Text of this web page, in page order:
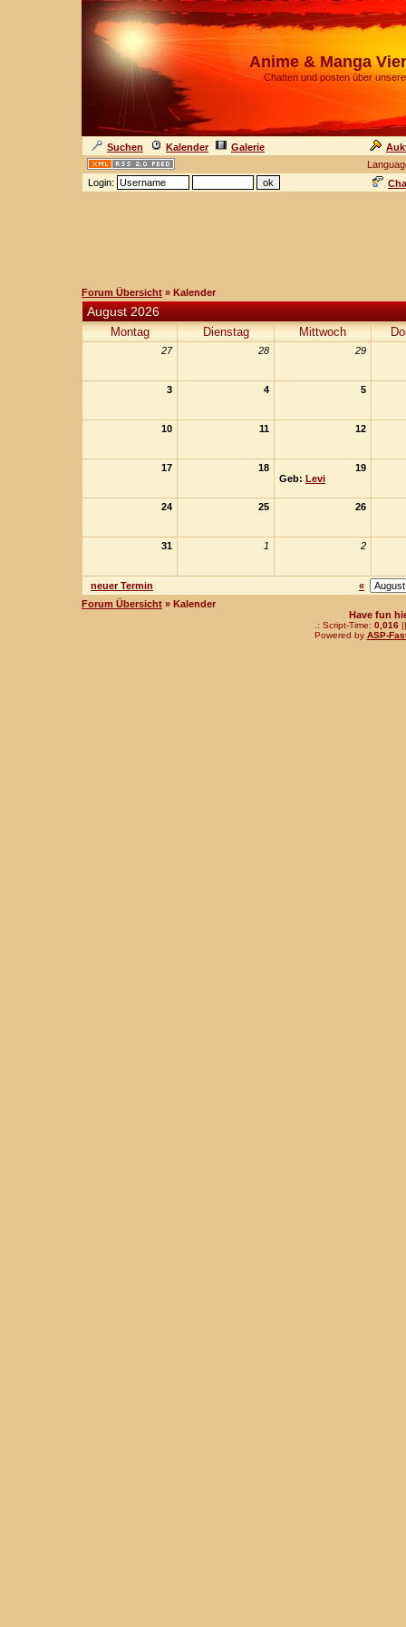
Anime & Manga
Chatten und posten über
Suchen Kalender Galerie
Login:
Forum Übersicht » Kalender
August 2026
Montag Dienstag Mittwoch
27 28 29
3 4 5
10 11 12
17 18
19
Geb: Levi
24 25 26
31 1 2
neuer Termin
«
Forum Übersicht » Kalender
Have fun
.: Script-Time: 0,016||
Powered by ASP-